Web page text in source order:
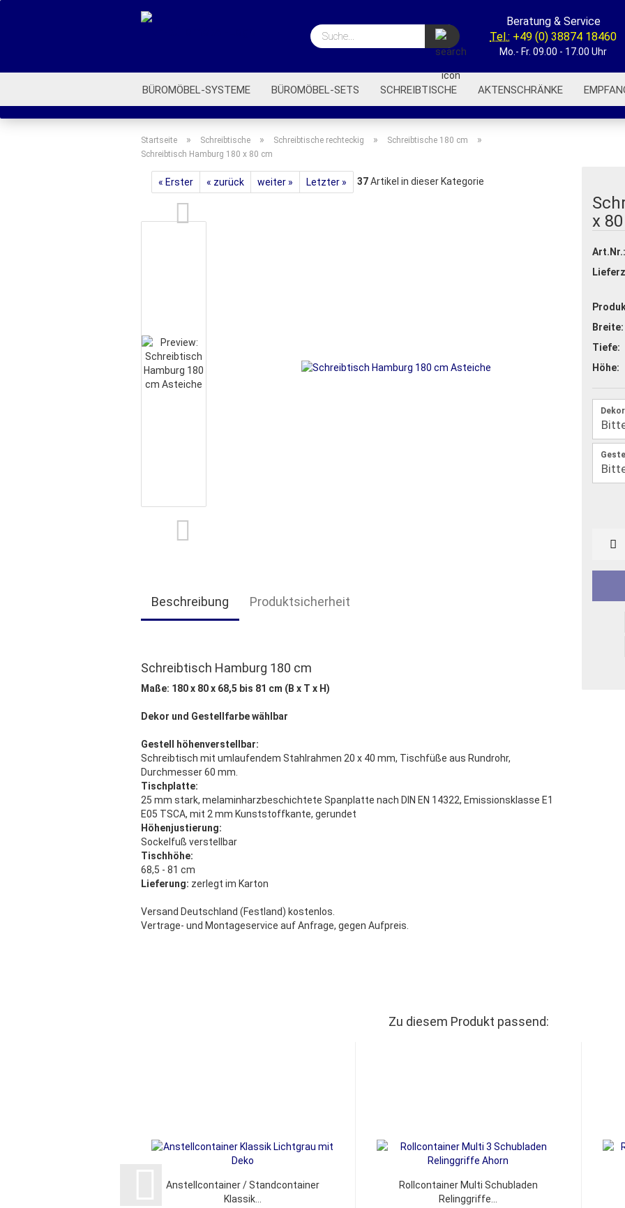
Suche...
Beratung & Service
Tel.: +49 (0) 38874 18460
Mo.- Fr. 09.00 - 17.00 Uhr
BÜROMÖBEL-SYSTEME BÜROMÖBEL-SETS SCHREIBTISCHE AKTENSCHRÄNKE
ROLLCONTAINER BÜROSTÜHLE BÜROREGALE BÜROWAGEN AKUSTIK-TRENNWÄNDE
Startseite » Schreibtische » Schreibtische rechteckig » Schreibtische 180 cm »
Schreibtisch Hamburg 180 x 80 cm
« Erster « zurück weiter » Letzter » 37Artikel in dieser Kategorie
x
Art.Nr.:
Breite:
Tiefe:
Höhe:
Beschreibung Produktsicherheit
Schreibtisch Hamburg 180 cm
Maße: 180 x 80 x 68,5 bis 81 cm (B x T x H)
Dekor und Gestellfarbe wählbar
Gestell höhenverstellbar:
Schreibtisch mit umlaufendem Stahlrahmen 20 x 40 mm, Tischfüße aus Rundrohr,
Durchmesser 60 mm.
Tischplatte:
25 mm stark, melaminharzbeschichtete Spanplatte nach DIN EN 14322, Emissionsklasse E1
E05 TSCA, mit 2 mm Kunststoffkante, gerundet
Höhenjustierung:
Sockelfuß verstellbar
Tischhöhe:
68,5 - 81 cm
Lieferung: zerlegt im Karton
Versand Deutschland (Festland) kostenlos.
Vertrage- und Montageservice auf Anfrage, gegen Aufpreis.
Zu diesem Produkt passend:
Anstellcontainer / Standcontainer
Klassik...
Rollcontainer Multi Schubladen
Relinggriffe...